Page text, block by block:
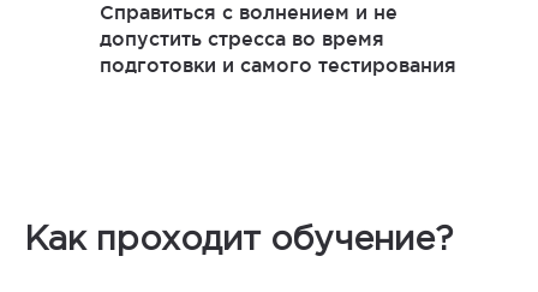
Справиться с волнением и не
допустить стресса во время
подготовки и самого тестирования
Как проходит обучение?